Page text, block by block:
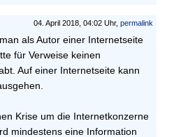
04. April 2018, 04:02 Uhr, permalink
als Autor einer Internetseite
für Verweise keinen
Auf einer Internetseite kann
Krise um die Internetkonzerne
mindestens eine Information